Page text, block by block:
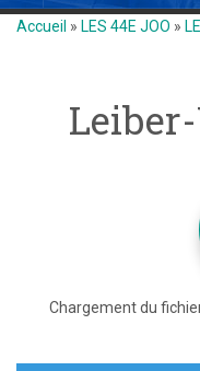
Accueil » LES 44E JOO »
Chargement du